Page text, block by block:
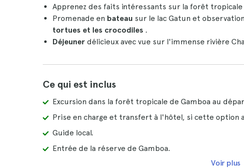
Apprenez des faits intéressants sur la forêt tropicale
Promenade en bateau sur le lac Gatun et
tortues et les crocodiles .
Déjeuner délicieux avec vue sur l'immense rivière
Ce qui est inclus
Excursion dans la forêt tropicale de Gamboa au
Prise en charge et transfert à l'hôtel, si cette option
Guide local.
Entrée de la réserve de Gamboa.
Voir plus